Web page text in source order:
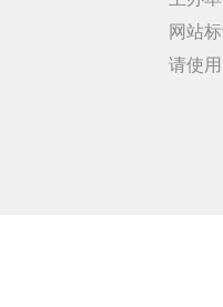
网站
请使